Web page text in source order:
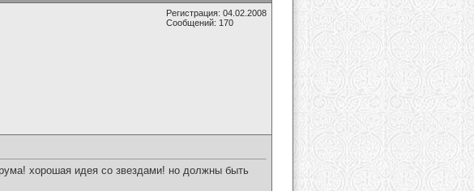
Регистрация: 04.02.2008
Сообщений: 170
хорошая идея со звездами! но должны быть